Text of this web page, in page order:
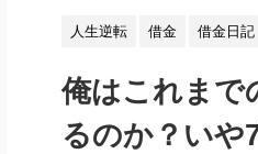
人生逆転 借金 借金日記
俺はこれまで
るのか？いや